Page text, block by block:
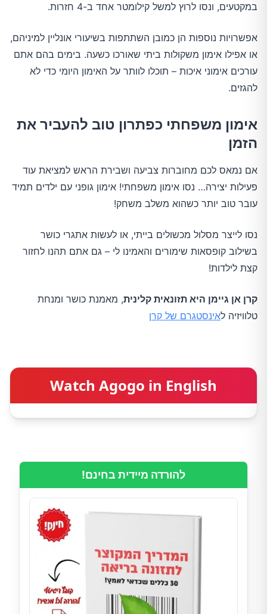
במקטעים, ונסו לרוץ למשל קילומטר אחד ב-4 חזרות.
אפשרויות נוספות הן כמובן השתתפות בשיעורי אונליין למיניהם,
או אפילו אימון משקולות ביתי שאורכו כשעה. בימים בהם אתם
עורכים אימוני איכות – תוכלו לוותר על האימון היומי כדי לא
להגזים.
אימון משפחתי כפתרון טוב להעביר את
הזמן
אם נמאס לכם מחוברות צביעה ושבירת הראש למציאת עוד
פעילות יצירה… נסו אימון משפחתי! אימון גופני עם ילדים תמיד
עובר טוב יותר כשהוא משלב משחק!
נסו לייצר מסלול מכשולים בייתי, או לעשות אתגרי כושר
בשילוב קופסאות שימורים והאמינו לי – גם אתם תהנו לחזור
קצת לילדות!
קרן אן גיימן היא תזונאית קלינית, מאמנת כושר ומנחת
טלוויזיה לאינסטגרם של קרן
Watch Agogo in English
להורדה מיידית בחינם!